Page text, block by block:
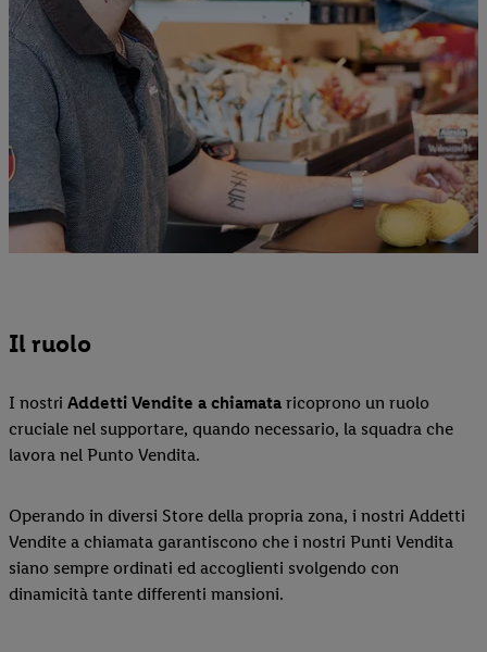
Il ruolo
I nostri Addetti Vendite a chiamata ricoprono un ruolo
cruciale nel supportare, quando necessario, la squadra che
lavora nel Punto Vendita.
Operando in diversi Store della propria zona, i nostri Addetti
Vendite a chiamata garantiscono che i nostri Punti Vendita
siano sempre ordinati ed accoglienti svolgendo con
dinamicità tante differenti mansioni.